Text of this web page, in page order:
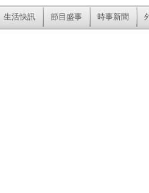
生活快訊 節目盛事 時事新聞